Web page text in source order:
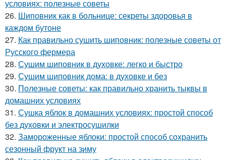
условиях: полезные советы
26. Шиповник как в больнице: секреты здоровья в
каждом бутоне
27. Как правильно сушить шиповник: полезные советы от
Русского фермера
28. Сушим шиповник в духовке: легко и быстро
29. Сушим шиповник дома: в духовке и без
30. Полезные советы: как правильно хранить тыквы в
домашних условиях
31. Сушка яблок в домашних условиях: простой способ
без духовки и электросушилки
32. Замороженные яблоки: простой способ сохранить
сезонный фрукт на зиму